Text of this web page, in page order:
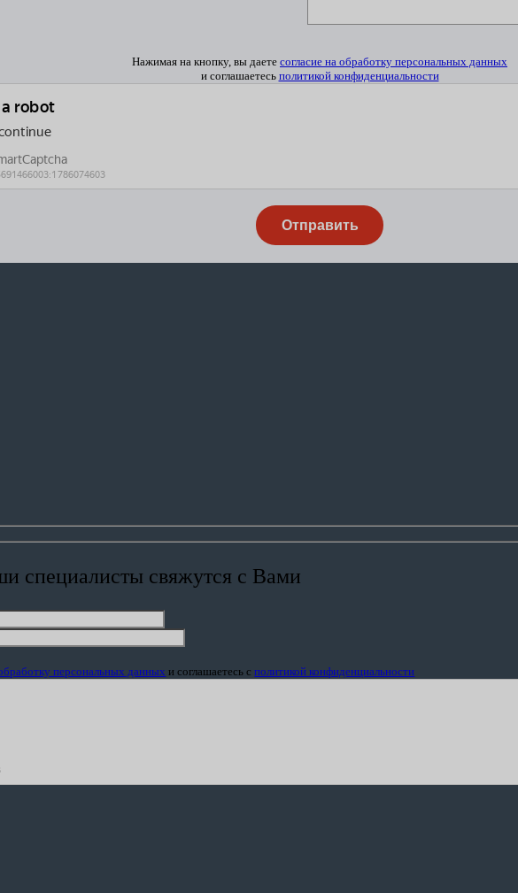
Нажимая на кнопку, вы даете согласие на обработку персональных данных
и соглашаетесь политикой конфиденциальности
специалисты свяжутся с Вами
персональных данных и соглашаетесь cполитикой конфиденциальности